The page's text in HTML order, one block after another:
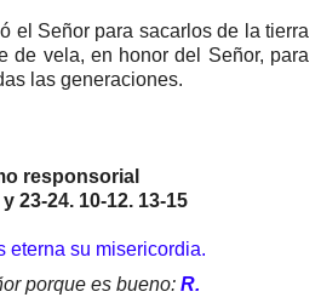
el Señor para sacarlos de la tierra
de vela, en honor del Señor, para
las generaciones.
responsorial
23-24. 10-12. 13-15
eterna su misericordia.
porque es bueno: R.